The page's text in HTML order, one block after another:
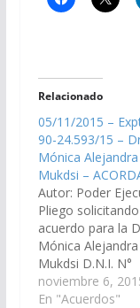
Relacionado
05/11/2015 –
90-24.593/15 –
Mónica Alejandra
Mukdsi –
Autor: Poder
Pliego solicitando
acuerdo para la
Mónica Alejandra
Mukdsi D.N.I. N°
22.119.029, en el
de Juez del
noviembre 6,
En "Acuerdos"